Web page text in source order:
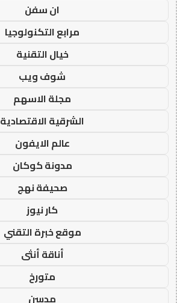
ان سفن
مرابع التكنولوجيا
خيال التقنية
شوف ويب
مجلة الاسهم
الشرقية الاقتصادية
عالم الايفون
مدونة كوكان
صحيفة نهج
كار نيوز
موقع خبرة التقني
أناقة أنثى
متورخ
مدسن